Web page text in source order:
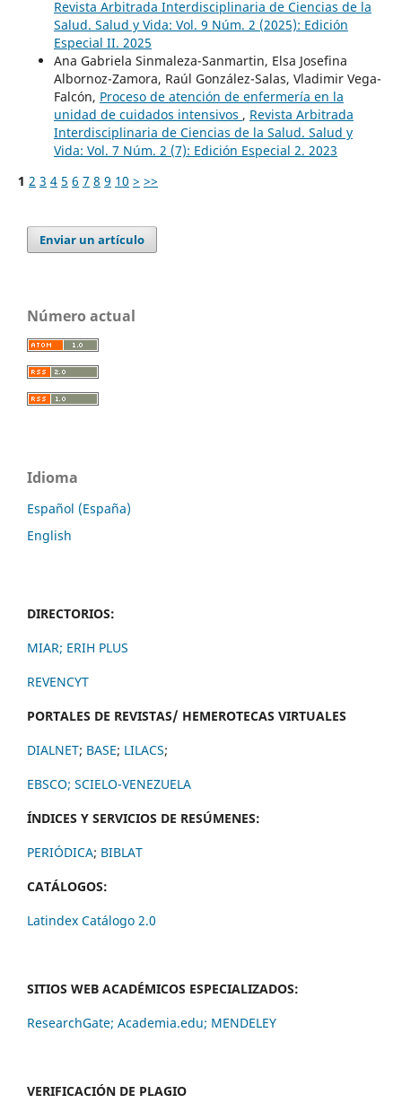
Revista Arbitrada Interdisciplinaria de Ciencias de la
Salud. Salud y Vida: Vol. 9 Núm. 2 (2025): Edición
Especial II. 2025
Ana Gabriela Sinmaleza-Sanmartin, Elsa Josefina
Albornoz-Zamora, Raúl González-Salas, Vladimir Vega-
Falcón, Proceso de atención de enfermería en la
unidad de cuidados intensivos , Revista Arbitrada
Interdisciplinaria de Ciencias de la Salud. Salud y
Vida: Vol. 7 Núm. 2 (7): Edición Especial 2. 2023
1 2 3 4 5 6 7 8 9 10 > >>
Enviar un artículo
Número actual
Idioma
Español (España)
English
DIRECTORIOS:
MIAR; ERIH PLUS
REVENCYT
PORTALES DE REVISTAS/ HEMEROTECAS VIRTUALES
DIALNET; BASE; LILACS;
EBSCO; SCIELO-VENEZUELA
ÍNDICES Y SERVICIOS DE RESÚMENES:
PERIÓDICA; BIBLAT
CATÁLOGOS:
Latindex Catálogo 2.0
SITIOS WEB ACADÉMICOS ESPECIALIZADOS:
ResearchGate; Academia.edu; MENDELEY
VERIFICACIÓN DE PLAGIO